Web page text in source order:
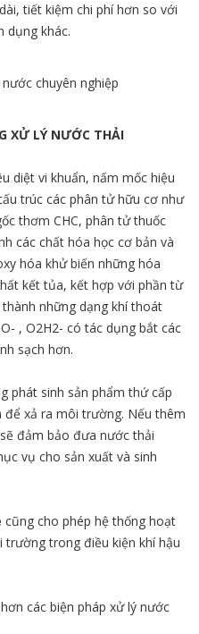
tiết kiệm chi phí hơn so với
dụng khác.
XỬ LÝ NƯỚC THẢI
diệt vi khuẩn, nấm mốc hiệu
trúc các phân tử hữu cơ như
thơm CHC, phân tử thuốc
các chất hóa học cơ bản và
hóa khử biến những hóa
kết tủa, kết hợp với phần từ
những dạng khí thoát
, O2H2- có tác dụng bắt các
sạch hơn.
phát sinh sản phẩm thứ cấp
để xả ra môi trường. Nếu thêm
đảm bảo đưa nước thải
vụ cho sản xuất và sinh
cũng cho phép hệ thống hoạt
trong điều kiện khí hậu
các biện pháp xử lý nước